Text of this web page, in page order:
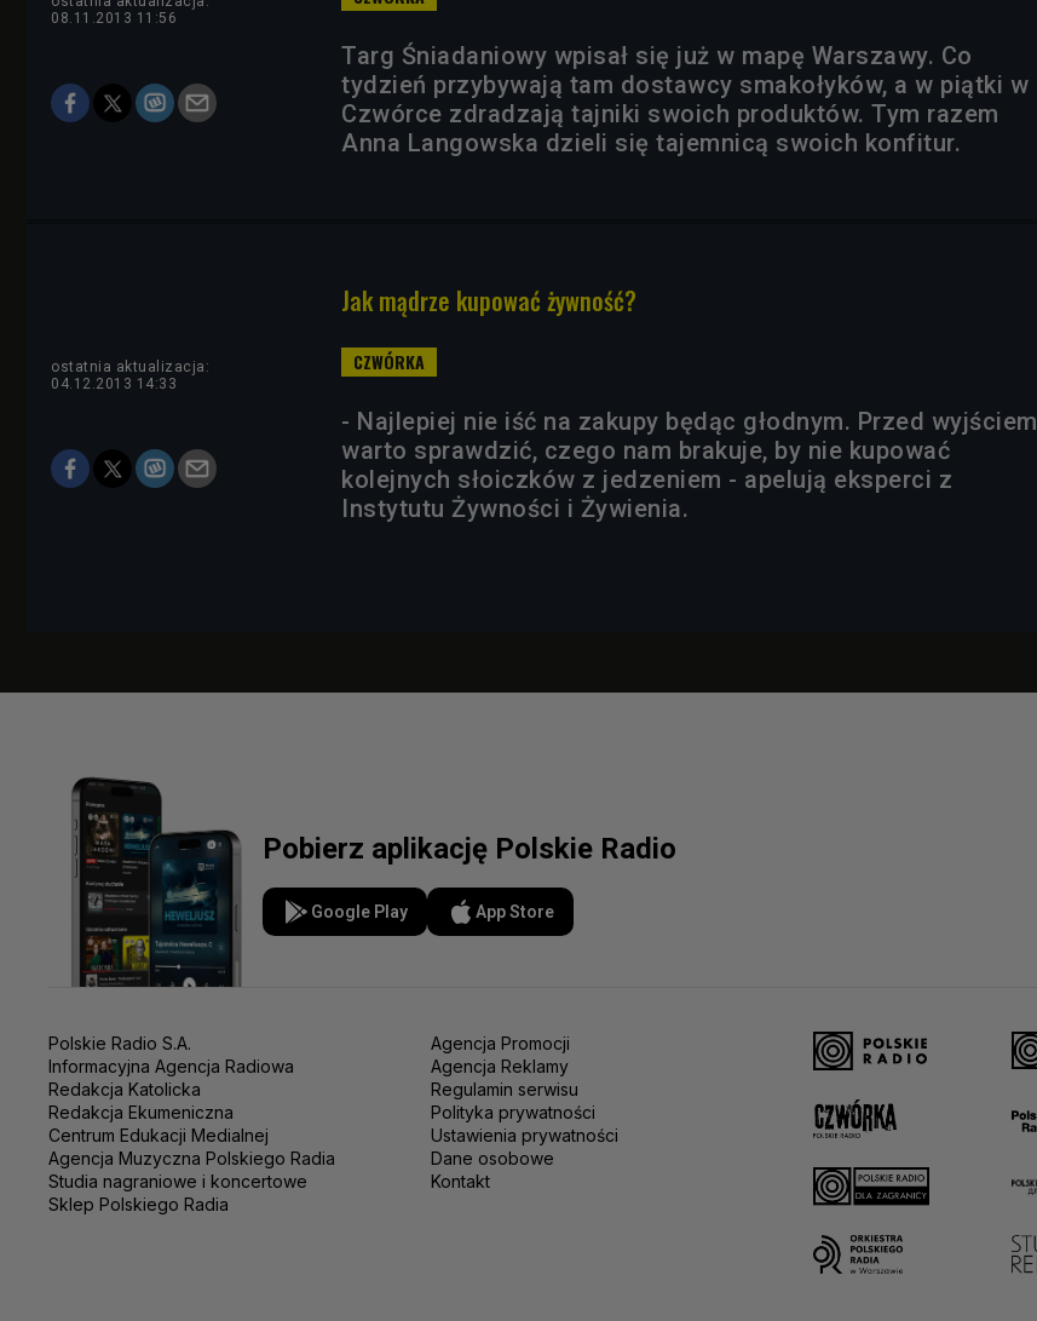
08.11.2013 11:56
Targ Śniadaniowy wpisał się już w mapę Warszawy. Co
tydzień przybywają tam dostawcy smakołyków, a w piątki w
Czwórce zdradzają tajniki swoich produktów. Tym razem
Anna Langowska dzieli się tajemnicą swoich konfitur.
Jak mądrze kupować żywność?
ostatnia aktualizacja:
04.12.2013 14:33
- Najlepiej nie iść na zakupy będąc głodnym. Przed wyjściem
warto sprawdzić, czego nam brakuje, by nie kupować
kolejnych słoiczków z jedzeniem - apelują eksperci z
Instytutu Żywności i Żywienia.
Pobierz aplikację Polskie Radio
Google Play App Store
Polskie Radio S.A.
Informacyjna Agencja Radiowa
Redakcja Katolicka
Redakcja Ekumeniczna
Centrum Edukacji Medialnej
Agencja Muzyczna Polskiego Radia
Studia nagraniowe i koncertowe
Sklep Polskiego Radia
Agencja Promocji
Agencja Reklamy
Regulamin serwisu
Polityka prywatności
Ustawienia prywatności
Dane osobowe
Kontakt